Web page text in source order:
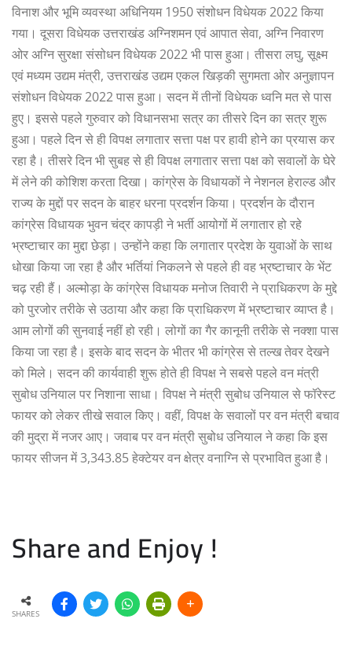
विनाश और भूमि व्यवस्था अधिनियम 1950 संशोधन विधेयक 2022 किया
गया। दूसरा विधेयक उत्तराखंड अग्निशमन एवं आपात सेवा, अग्नि निवारण
ओर अग्नि सुरक्षा संसोधन विधेयक 2022 भी पास हुआ। तीसरा लघु, सूक्ष्म
एवं मध्यम उद्यम मंत्री, उत्तराखंड उद्यम एकल खिड़की सुगमता ओर अनुज्ञापन
संशोधन विधेयक 2022 पास हुआ। सदन में तीनों विधेयक ध्वनि मत से पास
हुए। इससे पहले गुरुवार को विधानसभा सत्र का तीसरे दिन का सत्र शुरू
हुआ। पहले दिन से ही विपक्ष लगातार सत्ता पक्ष पर हावी होने का प्रयास कर
रहा है। तीसरे दिन भी सुबह से ही विपक्ष लगातार सत्ता पक्ष को सवालों के घेरे
में लेने की कोशिश करता दिखा। कांग्रेस के विधायकों ने नेशनल हेराल्ड और
राज्य के मुद्दों पर सदन के बाहर धरना प्रदर्शन किया। प्रदर्शन के दौरान
कांग्रेस विधायक भुवन चंद्र कापड़ी ने भर्ती आयोगों में लगातार हो रहे
भ्रष्टाचार का मुद्दा छेड़ा। उन्होंने कहा कि लगातार प्रदेश के युवाओं के साथ
धोखा किया जा रहा है और भर्तियां निकलने से पहले ही वह भ्रष्टाचार के भेंट
चढ़ रही हैं। अल्मोड़ा के कांग्रेस विधायक मनोज तिवारी ने प्राधिकरण के मुद्दे
को पुरजोर तरीके से उठाया और कहा कि प्राधिकरण में भ्रष्टाचार व्याप्त है।
आम लोगों की सुनवाई नहीं हो रही। लोगों का गैर कानूनी तरीके से नक्शा पास
किया जा रहा है। इसके बाद सदन के भीतर भी कांग्रेस से तल्ख तेवर देखने
को मिले। सदन की कार्यवाही शुरू होते ही विपक्ष ने सबसे पहले वन मंत्री
सुबोध उनियाल पर निशाना साधा। विपक्ष ने मंत्री सुबोध उनियाल से फॉरेस्ट
फायर को लेकर तीखे सवाल किए। वहीं, विपक्ष के सवालों पर वन मंत्री बचाव
की मुद्रा में नजर आए। जवाब पर वन मंत्री सुबोध उनियाल ने कहा कि इस
फायर सीजन में 3,343.85 हेक्टेयर वन क्षेत्र वनाग्नि से प्रभावित हुआ है।
Share and Enjoy !
SHARES